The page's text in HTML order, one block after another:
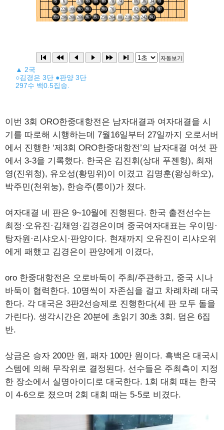
▲ 2국
○김경은 3단 ●판양 3단
297수 백0.5집승.
이번 3회 ORO한중대항전은 남자대결과 여자대결을 시
기를 따로해 시행하는데 7월16일부터 27일까지 오로서버
에서 진행한 ‘제3회 ORO한중대항전’의 남자대결 여섯 판
에서 3-3을 기록했다. 한국은 김진휘(상대 푸젠헝), 최재
영(진위청), 유오성(황밍위)이 이겼고 김명훈(왕싱하오),
박주민(천위눙), 한승주(룽이)가 졌다.
여자대결 네 판은 9~10월에 진행된다. 한국 출전선수는
최정·오유진·김채영·김경은이며 중국여자대표는 우이밍·
탕자원·리샤오시·판양이다. 현재까지 오유진이 리샤오위
에게 패했고 김경은이 판양에게 이겼다,
oro 한중대항전은 오로바둑이 주최/주관하고, 중국 시나
바둑이 협력한다. 10명씩이 자존심을 걸고 차례차례 대국
한다. 각 대국은 3판2선승제로 진행한다(세 판 모두 돌을
가린다). 생각시간은 20분에 초읽기 30초 3회. 덤은 6집
반.
상금은 승자 200만 원, 패자 100만 원이다. 흑백은 대국시
스템에 의해 무작위로 결정된다. 선수들은 주최측이 지정
한 장소에서 실명아이디로 대국한다. 1회 대회 때는 한국
이 4-6으로 졌으며 2회 대회 때는 5-5로 비겼다.